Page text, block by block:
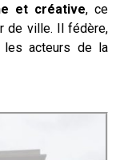
et créative, ce
de ville. Il fédère,
les acteurs de la